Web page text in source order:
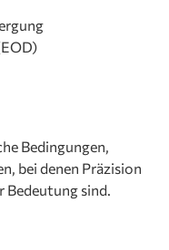
Bedingungen,
bei denen Präzision
Bedeutung sind.